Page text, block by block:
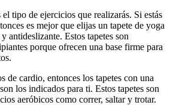
tipo de ejercicios que realizarás. Si estás
es mejor que elijas un tapete de yoga
antideslizante. Estos tapetes son
porque ofrecen una base firme para
de cardio, entonces los tapetes con una
los indicados para ti. Estos tapetes son
aeróbicos como correr, saltar y trotar.